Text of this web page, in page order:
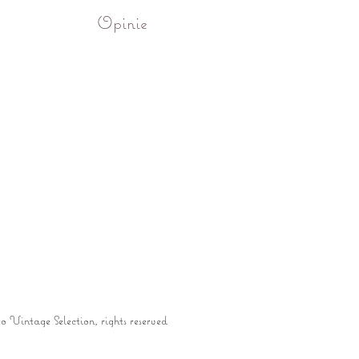
Opinie
Vintage Selection, rights reserved